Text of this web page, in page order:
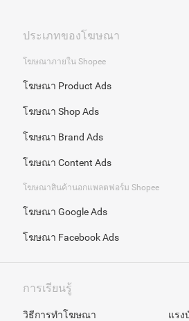
ประเภทของโฆษณา
โฆษณาภายใน Shopee
โฆษณา Product Ads
โฆษณา Shop Ads
โฆษณา Brand Ads
โฆษณา Content Ads
โฆษณาสินค้านอกแพลตฟอร์ม Shopee
โฆษณา Google Ads
โฆษณา Facebook Ads
การเรียนรู้
วิธีการทำโฆษณา แรง